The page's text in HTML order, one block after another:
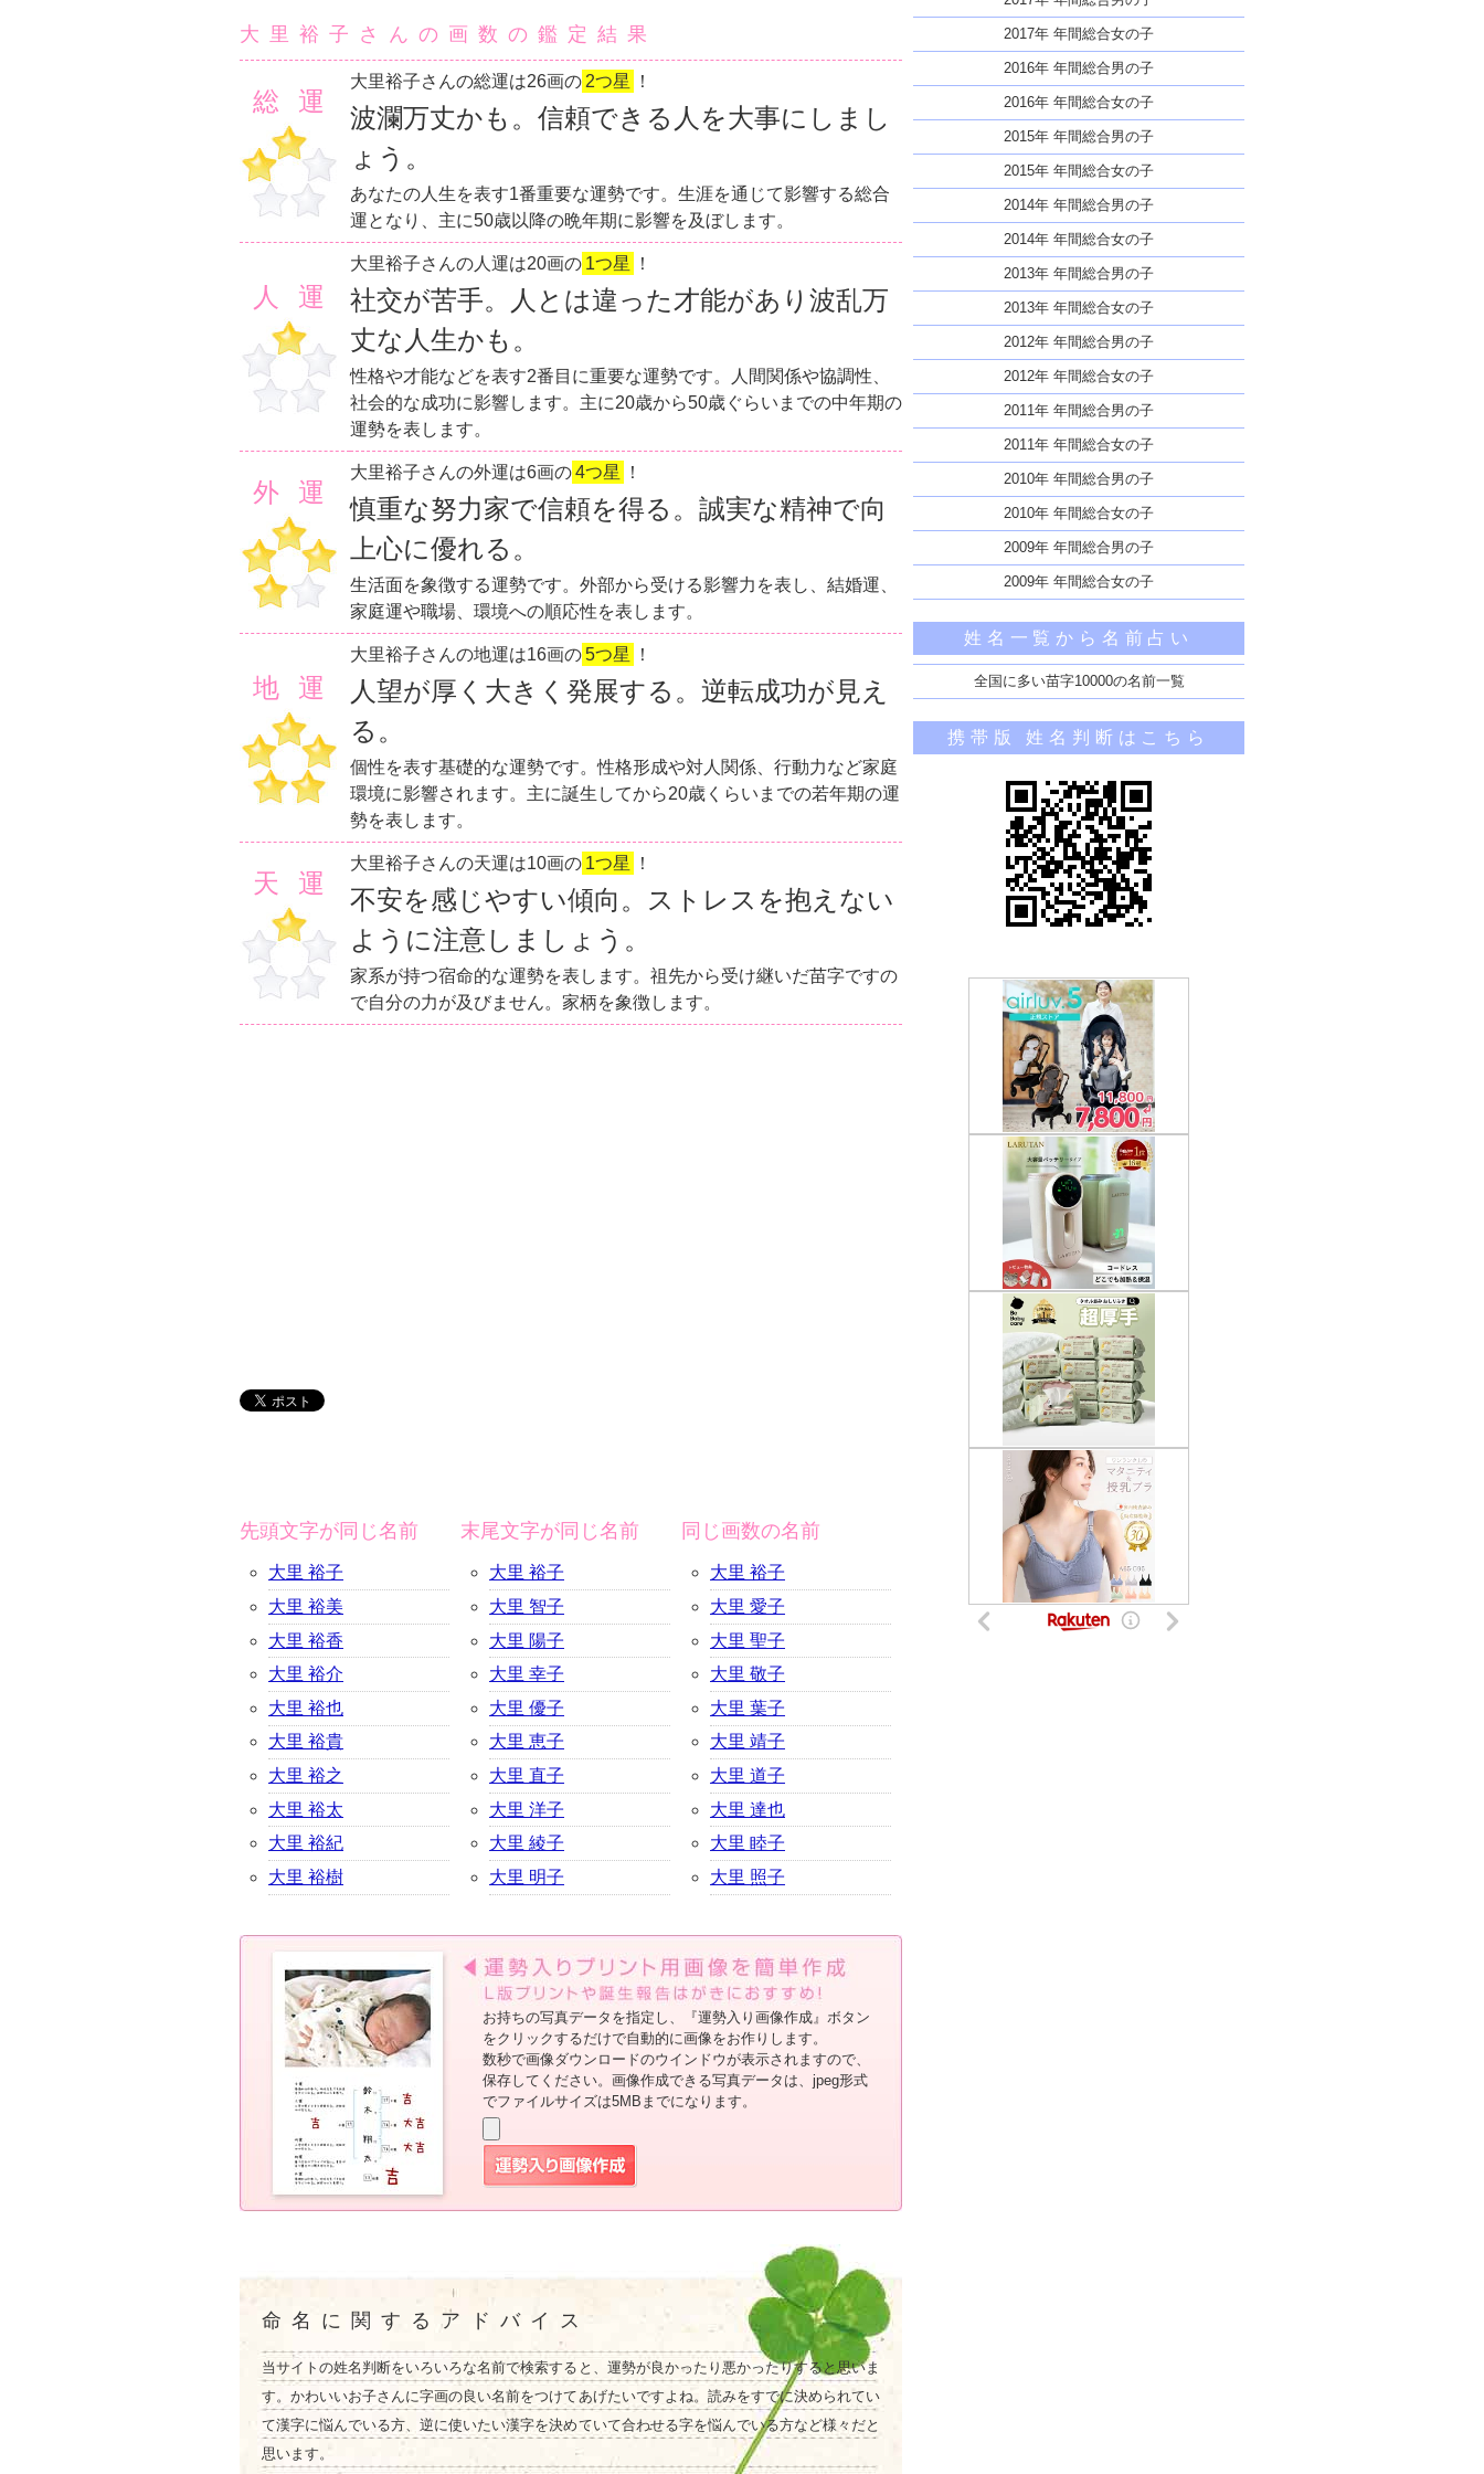
大里裕子さんの画数の鑑定結果
総運
大里裕子さんの総運は26画の 2つ星 ！
波瀾万丈かも。信頼できる人を大事にしまし
ょう。
あなたの人生を表す1番重要な運勢です。生涯を通じて影響する総合
運となり、主に50歳以降の晩年期に影響を及ぼします。
人運
大里裕子さんの人運は20画の 1つ星 ！
社交が苦手。人とは違った才能があり波乱万
丈な人生かも。
性格や才能などを表す2番目に重要な運勢です。人間関係や協調性、
社会的な成功に影響します。主に20歳から50歳ぐらいまでの中年期の
運勢を表します。
外運
大里裕子さんの外運は6画の4つ星 ！
慎重な努力家で信頼を得る。誠実な精神で向
上心に優れる。
生活面を象徴する運勢です。外部から受ける影響力を表し、結婚運、
家庭運や職場、環境への順応性を表します。
地運
大里裕子さんの地運は16画の5つ星 ！
人望が厚く大きく発展する。逆転成功が見え
る。
個性を表す基礎的な運勢です。性格形成や対人関係、行動力など家庭
環境に影響されます。主に誕生してから20歳くらいまでの若年期の運
勢を表します。
天運
大里裕子さんの天運は10画の 1つ星 ！
不安を感じやすい傾向。ストレスを抱えない
ように注意しましょう。
家系が持つ宿命的な運勢を表します。祖先から受け継いだ苗字ですの
で自分の力が及びません。家柄を象徴します。
先頭文字が同じ名前
大里 裕子
大里 裕美
大里 裕香
大里 裕介
大里 裕也
大里 裕貴
大里 裕之
大里 裕太
大里 裕紀
大里 裕樹
末尾文字が同じ名前
大里 裕子
大里 智子
大里 陽子
大里 幸子
大里 優子
大里 恵子
大里 直子
大里 洋子
大里 綾子
大里 明子
同じ画数の名前
大里 裕子
大里 愛子
大里 聖子
大里 敬子
大里 葉子
大里 靖子
大里 道子
大里 達也
大里 睦子
大里 照子
お持ちの写真データを指定し、『運勢入り画像作成』ボタン
をクリックするだけで自動的に画像をお作りします。
数秒で画像ダウンロードのウインドウが表示されますので、
保存してください。画像作成できる写真データは、jpeg形式
でファイルサイズは5MBまでになります。
命名に関するアドバイス
当サイトの姓名判断をいろいろな名前で検索すると、運勢が良かったり悪かったりすると思いま
す。かわいいお子さんに字画の良い名前をつけてあげたいですよね。読みをすでに決められてい
て漢字に悩んでいる方、逆に使いたい漢字を決めていて合わせる字を悩んでいる方など様々だと
思います。
2017年 年間総合女の子
2016年 年間総合男の子
2016年 年間総合女の子
2015年 年間総合男の子
2015年 年間総合女の子
2014年 年間総合男の子
2014年 年間総合女の子
2013年 年間総合男の子
2013年 年間総合女の子
2012年 年間総合男の子
2012年 年間総合女の子
2011年 年間総合男の子
2011年 年間総合女の子
2010年 年間総合男の子
2010年 年間総合女の子
2009年 年間総合男の子
2009年 年間総合女の子
姓名一覧から名前占い
全国に多い苗字10000の名前一覧
携帯版 姓名判断はこちら